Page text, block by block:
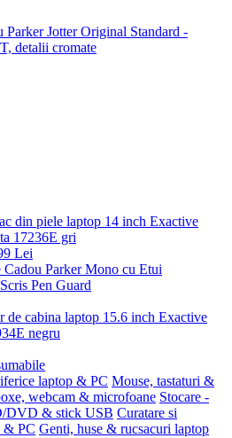
Parker Jotter Original Standard -
detalii cromate
din piele laptop 14 inch Exactive
17236E gri
Lei
Cadou Parker Mono cu Etui
Pen Guard
de cabina laptop 15.6 inch Exactive
negru
laptop & PC Mouse, tastaturi &
webcam & microfoane Stocare -
DVD & stick USB Curatare si
& PC Genti, huse & rucsacuri laptop